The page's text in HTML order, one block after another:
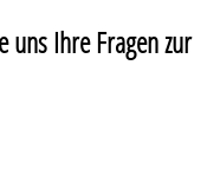
uns Ihre Fragen zur